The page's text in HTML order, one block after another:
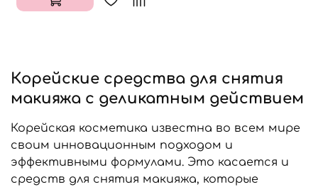
Корейские средства для снятия
макияжа с деликатным действием
Корейская косметика известна во всем мире
своим инновационным подходом и
эффективными формулами. Это касается и
средств для снятия макияжа, которые